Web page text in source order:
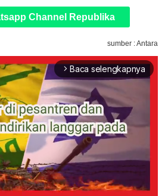
Channel Republika
sumber : Antara
arrow_forward_ios Baca selengkapnya